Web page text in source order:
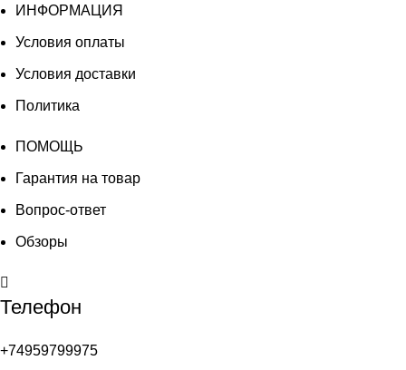
ИНФОРМАЦИЯ
Условия оплаты
Условия доставки
Политика
ПОМОЩЬ
Гарантия на товар
Вопрос-ответ
Обзоры
Телефон
+74959799975